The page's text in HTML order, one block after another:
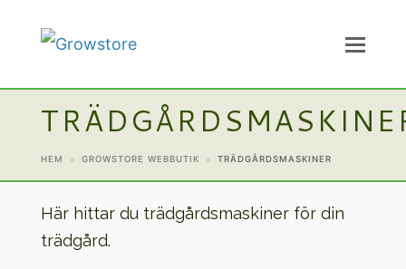
HEM » GROWSTORE WEBBUTIK » TRÄDGÅRDSMASKINER
Här hittar du trädgårdsmaskiner för din
trädgård.